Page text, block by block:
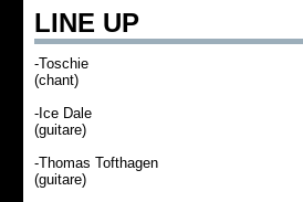
LINE UP
-Toschie
(chant)
-Ice Dale
(guitare)
-Thomas Tofthagen
(guitare)